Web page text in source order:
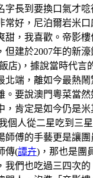
字長到要換口氣才
常好，尼泊爾岩米
甜，我喜歡。帝影
但建於2007年的新
店)，據說當時代言
北端，離如今最熱
。要說澳門粵菜當
，肯定是如今仍是
個人從二星吃到三
師傅的手藝更是讓
傳(譚卉)，那也是團
我們也吃過三四次的